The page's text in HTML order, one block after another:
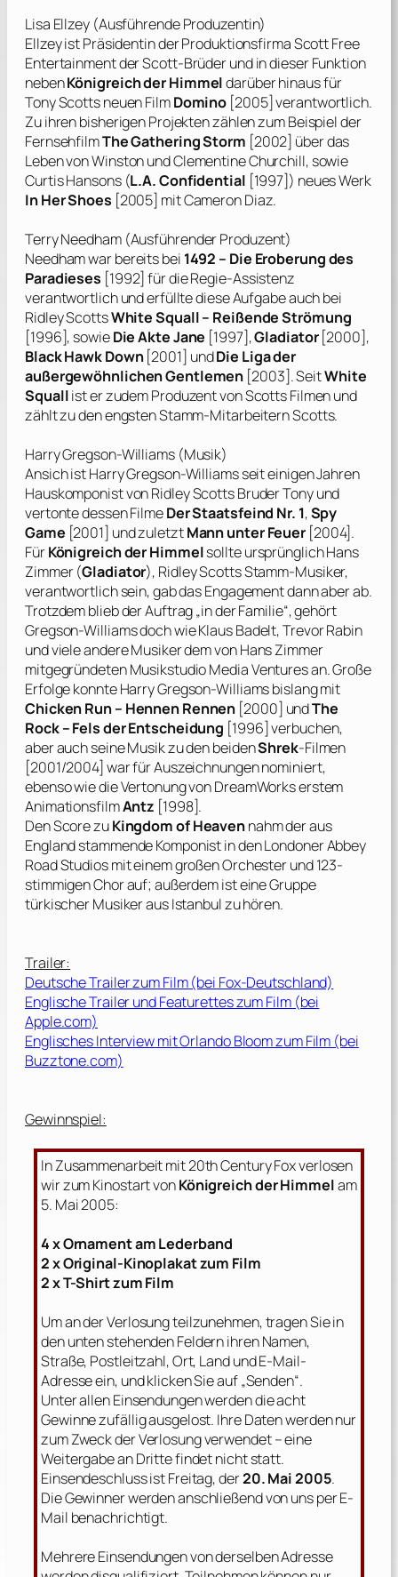
Lisa Ellzey(Ausführende Produzentin)
Ellzeyist Präsidentin der ProduktionsfirmaScott Free
EntertainmentderScott-Brüder und in dieser Funktion
nebenKönigreich der Himmeldarüber hinaus für
Tony Scottsneuen FilmDomino [2005] verantwortlich.
Zu ihren bisherigen Projekten zählen zum Beispiel der
FernsehfilmThe Gathering Storm [2002] über das
Leben vonWinstonundClementine Churchill, sowie
Curtis Hansons(L.A. Confidential [1997]) neues Werk
In Her Shoes [2005] mitCameron Diaz.
Terry Needham(Ausführender Produzent)
Needhamwar bereits bei 1492 – Die Eroberung des
Paradieses [1992] für die Regie-Assistenz
verantwortlich und erfüllte diese Aufgabe auch bei
Ridley ScottsWhite Squall – Reißende Strömung
[1996], sowieDie Akte Jane [1997],Gladiator[2000],
Black Hawk Down[2001] undDie Liga der
außergewöhnlichen Gentlemen [2003]. SeitWhite
Squallist er zudem Produzent vonScottsFilmen und
zählt zu den engsten Stamm-MitarbeiternScotts.
Harry Gregson-Williams(Musik)
Ansich istHarry Gregson-Williamsseit einigen Jahren
Hauskomponist vonRidley ScottsBruderTonyund
vertonte dessen FilmeDer Staatsfeind Nr. 1,Spy
Game [2001] und zuletztMann unter Feuer [2004].
FürKönigreich der Himmelsollte ursprünglichHans
Zimmer(Gladiator), Ridley ScottsStamm-Musiker,
verantwortlich sein, gab das Engagement dann aber ab.
Trotzdem blieb der Auftrag „in der Familie“, gehört
Gregson-Williamsdoch wieKlaus Badelt,Trevor Rabin
und viele andere Musiker dem vonHans Zimmer
mitgegründeten MusikstudioMedia Venturesan. Große
Erfolge konnteHarry Gregson-Williamsbislang mit
Chicken Run – Hennen Rennen [2000] undThe
Rock – Fels der Entscheidung [1996] verbuchen,
aber auch seine Musik zu den beidenShrek-Filmen
[2001/2004] war für Auszeichnungen nominiert,
ebenso wie die Vertonung von DreamWorks erstem
AnimationsfilmAntz [1998].
Den Score zuKingdom of Heavennahm der aus
England stammende Komponist in den Londoner Abbey
Road Studios mit einem großen Orchester und 123-
stimmigen Chor auf; außerdem ist eine Gruppe
türkischer Musiker aus Istanbul zu hören.
Trailer:
Deutsche Trailer zum Film (bei Fox-Deutschland)
Englische Trailer und Featurettes zum Film (bei
Apple.com)
Englisches Interview mit Orlando Bloom zum Film (bei
Buzztone.com)
Gewinnspiel:
In Zusammenarbeit mit 20th Century Fox verlosen
wir zum Kinostart vonKönigreich der Himmelam
5. Mai 2005:
4 x Ornament am Lederband
2 x Original-Kinoplakat zum Film
2 x T-Shirt zum Film
Um an der Verlosung teilzunehmen, tragen Sie in
den unten stehenden Feldern ihren Namen,
Straße, Postleitzahl, Ort, Land und E-Mail-
Adresse ein, und klicken Sie auf „Senden“.
Unter allen Einsendungen werden die acht
Gewinne zufällig ausgelost. Ihre Daten werden nur
zum Zweck der Verlosung verwendet – eine
Weitergabe an Dritte findet nicht statt.
Einsendeschluss ist Freitag, der20. Mai 2005.
Die Gewinner werden anschließend von uns per E-
Mail benachrichtigt.
Mehrere Einsendungen von derselben Adresse